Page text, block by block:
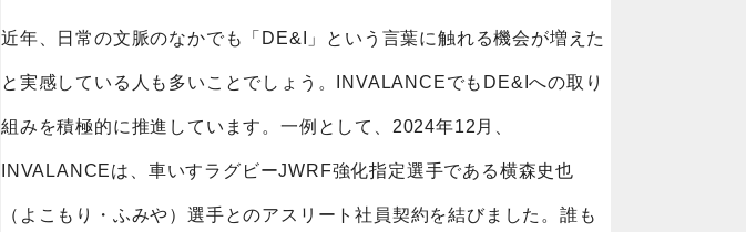
近年、日常の文脈のなかでも「DE&I」という言葉に触れる機会が増えた
と実感している人も多いことでしょう。INVALANCEでもDE&Iへの取り
組みを積極的に推進しています。一例として、2024年12月、
INVALANCEは、車いすラグビーJWRF強化指定選手である横森史也
（よこもり・ふみや）選手とのアスリート社員契約を結びました。誰も